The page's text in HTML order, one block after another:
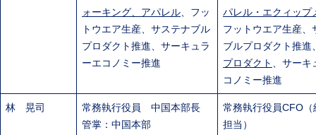
ォーキング、アパレル 、フッ
トウエア生産、サステナブル
プロダクト推進、サーキュラ
ーエコノミー推進
パレル・エクィップ
フットウエア生産、
ブルプロダクト推進
プロダクト
、サー
コノミー推進
林 晃司
常務執行役員 中国本部長
管掌：中国本部
常務執行役員CFO（
担当）